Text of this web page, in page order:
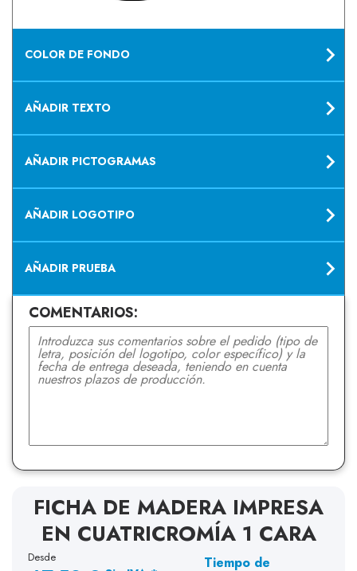
COLOR DE FONDO
AÑADIR TEXTO
AÑADIR PICTOGRAMAS
AÑADIR LOGOTIPO
AÑADIR PRUEBA
COMENTARIOS:
FICHA DE MADERA IMPRESA
EN CUATRICROMÍA 1 CARA
Desde
Tiempo de